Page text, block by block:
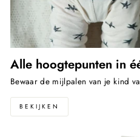
Alle hoogtepunten in
Bewaar de mijlpalen van je kind
BEKIJKEN